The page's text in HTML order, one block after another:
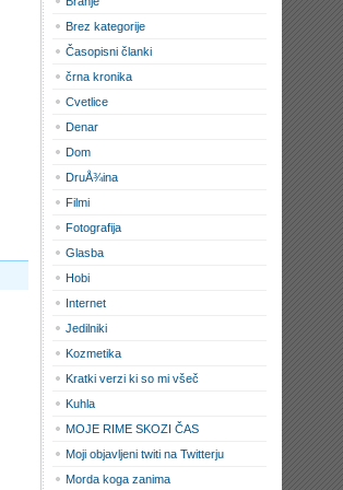
Brez kategorije
Časopisni članki
črna kronika
Cvetlice
Denar
Dom
DruÅ¾ina
Filmi
Fotografija
Glasba
Hobi
Internet
Jedilniki
Kozmetika
Kratki verzi ki so mi všeč
Kuhla
MOJE RIME SKOZI ČAS
Moji objavljeni twiti na Twitterju
Morda koga zanima